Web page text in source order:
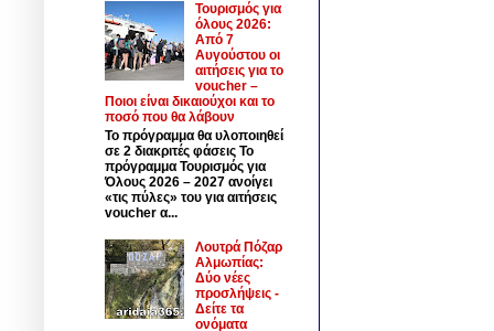
Τουρισμός για
όλους 2026:
Από 7
Αυγούστου οι
αιτήσεις για το
voucher –
Ποιοι είναι δικαιούχοι και το
ποσό που θα λάβουν
Το πρόγραμμα θα υλοποιηθεί
σε 2 διακριτές φάσεις Το
πρόγραμμα Τουρισμός για
Όλους 2026 – 2027 ανοίγει
«τις πύλες» του για αιτήσεις
voucher α...
Λουτρά Πόζαρ
Αλμωπίας:
Δύο νέες
προσλήψεις -
Δείτε τα
ονόματα